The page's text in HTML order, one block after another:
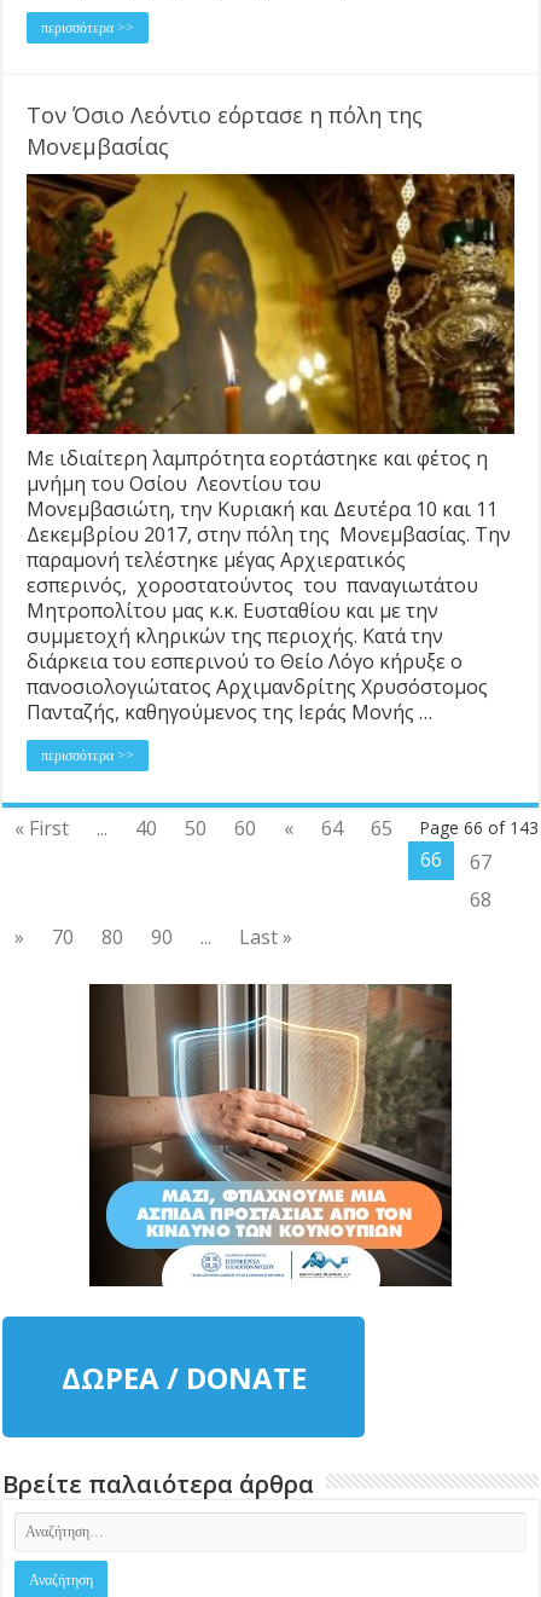
περισσότερα >>
Τον Όσιο Λεόντιο εόρτασε η πόλη της
Μονεμβασίας
Με ιδιαίτερη λαμπρότητα εορτάστηκε και φέτος η
μνήμη του Οσίου Λεοντίου του
Μονεμβασιώτη, την Κυριακή και Δευτέρα 10 και 11
Δεκεμβρίου 2017, στην πόλη της Μονεμβασίας. Την
παραμονή τελέστηκε μέγας Αρχιερατικός
εσπερινός, χοροστατούντος του παναγιωτάτου
Μητροπολίτου μας κ.κ. Ευσταθίου και με την
συμμετοχή κληρικών της περιοχής. Κατά την
διάρκεια του εσπερινού το Θείο Λόγο κήρυξε ο
πανοσιολογιώτατος Αρχιμανδρίτης Χρυσόστομος
Πανταζής, καθηγούμενος της Ιεράς Μονής …
περισσότερα >>
Page 66 of 143
« First ... 40 50 60 « 64
65
66
67
68
»
70 80 90 ... Last »
ΔΩΡΕΑ / DONATE
Βρείτε παλαιότερα άρθρα